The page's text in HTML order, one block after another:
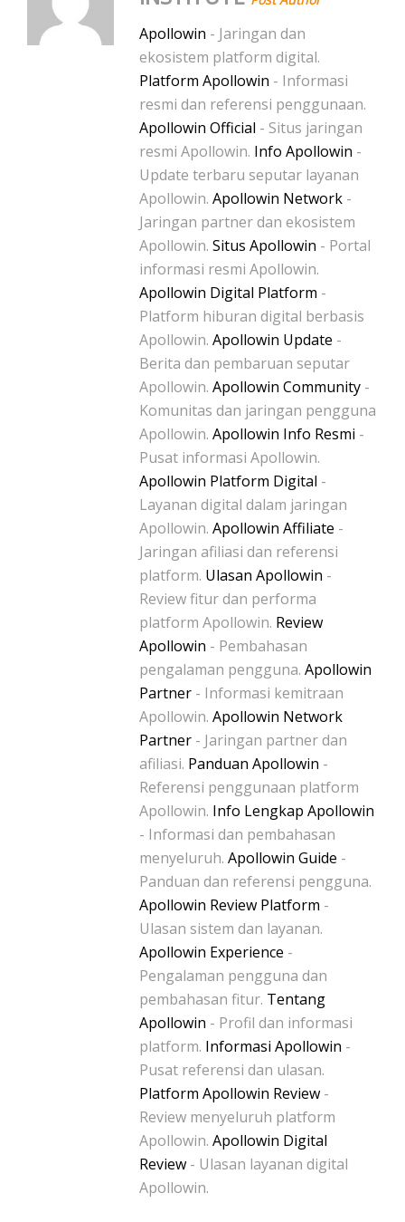
Apollowin - Jaringan dan
ekosistem platform digital.
Platform Apollowin - Informasi
resmi dan referensi penggunaan.
Apollowin Official - Situs jaringan
resmi Apollowin. Info Apollowin -
Update terbaru seputar layanan
Apollowin. Apollowin Network -
Jaringan partner dan ekosistem
Apollowin. Situs Apollowin - Portal
informasi resmi Apollowin.
Apollowin Digital Platform -
Platform hiburan digital berbasis
Apollowin. Apollowin Update -
Berita dan pembaruan seputar
Apollowin. Apollowin Community -
Komunitas dan jaringan pengguna
Apollowin. Apollowin Info Resmi -
Pusat informasi Apollowin.
Apollowin Platform Digital -
Layanan digital dalam jaringan
Apollowin. Apollowin Affiliate -
Jaringan afiliasi dan referensi
platform. Ulasan Apollowin -
Review fitur dan performa
platform Apollowin. Review
Apollowin - Pembahasan
pengalaman pengguna. Apollowin
Partner - Informasi kemitraan
Apollowin. Apollowin Network
Partner - Jaringan partner dan
afiliasi. Panduan Apollowin -
Referensi penggunaan platform
Apollowin. Info Lengkap Apollowin
- Informasi dan pembahasan
menyeluruh. Apollowin Guide -
Panduan dan referensi pengguna.
Apollowin Review Platform -
Ulasan sistem dan layanan.
Apollowin Experience -
Pengalaman pengguna dan
pembahasan fitur. Tentang
Apollowin - Profil dan informasi
platform. Informasi Apollowin -
Pusat referensi dan ulasan.
Platform Apollowin Review -
Review menyeluruh platform
Apollowin. Apollowin Digital
Review - Ulasan layanan digital
Apollowin.